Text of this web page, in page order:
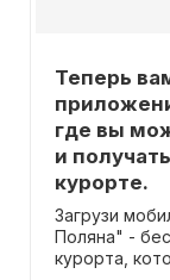
Теперь
где вы
и
курорте.
Загрузи
Поляна" -
курорта,